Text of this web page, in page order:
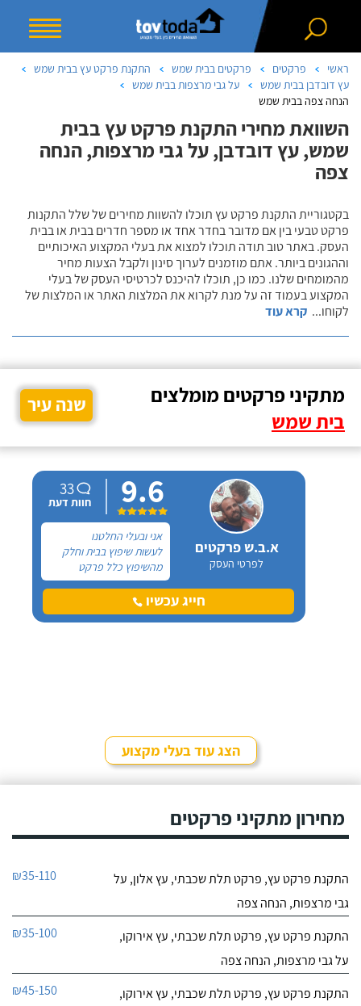
ראשי פרקטים פרקטים בבית שמש
התקנת פרקט עץ בבית שמש
עץ דובדבן בבית שמש
על גבי מרצפות בבית שמש
הנחה צפה בבית שמש
השוואת מחירי התקנת פרקט עץ בבית
שמש, עץ דובדבן, על גבי מרצפות, הנחה
צפה
בקטגוריית התקנת פרקט עץ תוכלו להשוות מחירים של שלל התקנות
פרקט טבעי בין אם מדובר בחדר אחד או מספר חדרים בבית או בבית
העסק. באתר טוב תודה תוכלו למצוא את בעלי המקצוע האיכותיים
וההגונים ביותר. אתם מוזמנים לערוך סינון ולקבל הצעות מחיר
מהמומחים שלנו. כמו כן, תוכלו להיכנס לכרטיסי העסק של בעלי
המקצוע בעמוד זה על מנת לקרוא את המלצות האתר או המלצות של
לקוחו... קרא עוד
מתקיני פרקטים מומלצים
בית שמש
שנה עיר
א.ב.ש פרקטים
לפרטי העסק
9.6
33
חוות דעת
אני ובעלי החלטנו
לעשות שיפוץ בבית וחלק
מהשיפוץ כלל פרקט
למינציה שיותקן מעל
הריצוף (הישן) הקיים. קנינו
את הפרקט מחנות חיצונית
חייג עכשיו
הצג עוד בעלי מקצוע
מחירון מתקיני פרקטים
התקנת פרקט עץ, פרקט תלת שכבתי, עץ אלון, על
גבי מרצפות, הנחה צפה
₪35-110
התקנת פרקט עץ, פרקט תלת שכבתי, עץ אירוקו,
על גבי מרצפות, הנחה צפה
₪35-100
התקנת פרקט עץ, פרקט תלת שכבתי, עץ אירוקו,
₪45-150